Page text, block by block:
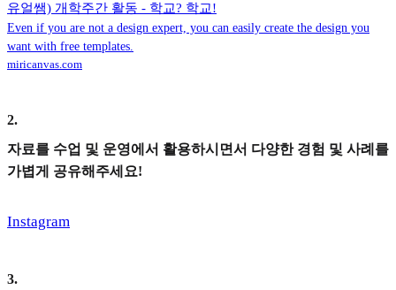
유얼쌤) 개학주간 활동 - 학교? 학교!
Even if you are not a design expert, you can easily create the design you
want with free templates.
miricanvas.com
2.
자료를 수업 및 운영에서 활용하시면서 다양한 경험 및 사례를
가볍게 공유해주세요!
Instagram
3.